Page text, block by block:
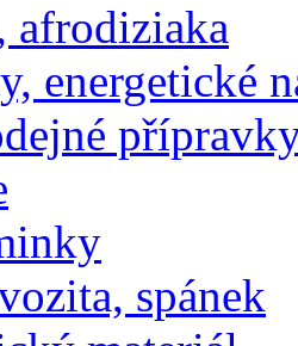
afrodiziaka
energetické
spánek